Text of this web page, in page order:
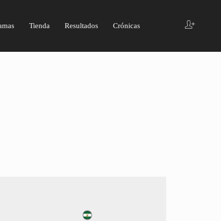
Tienda Resultados Crónicas